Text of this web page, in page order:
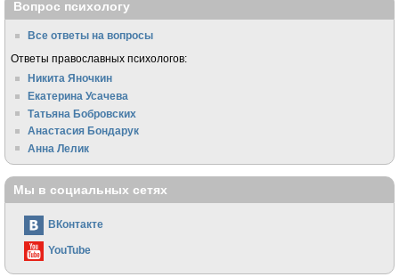
Вопрос психологу
Все ответы на вопросы
Ответы православных психологов:
Никита Яночкин
Екатерина Усачева
Татьяна Бобровских
Анастасия Бондарук
Анна Лелик
Мы в социальных сетях
ВКонтакте
YouTube